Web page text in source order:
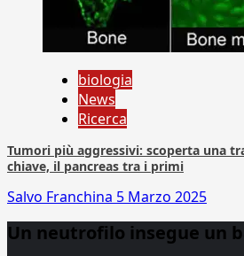
biologia
News
Ricerca
Tumori più aggressivi: scoperta una
chiave, il pancreas tra i primi
Salvo Franchina 5 Marzo 2025
Un neutrofilo insegue un